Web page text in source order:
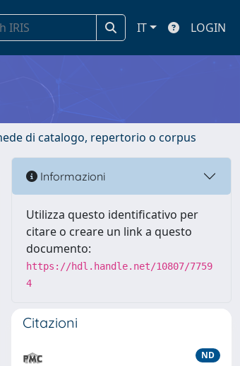
IT LOGIN
di catalogo, repertorio o corpus
Informazioni
Utilizza questo identificativo per
citare o creare un link a questo
documento:
https://hdl.handle.net/10807/7759
4
Citazioni
ND